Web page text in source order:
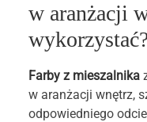
w aranżacji
Farby z mieszalnika
w aranżacji wnętrz,
odpowiedniego